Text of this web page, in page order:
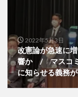
2022年5月3日
改憲論が急速
響か / マスコミ
に知らせる義務